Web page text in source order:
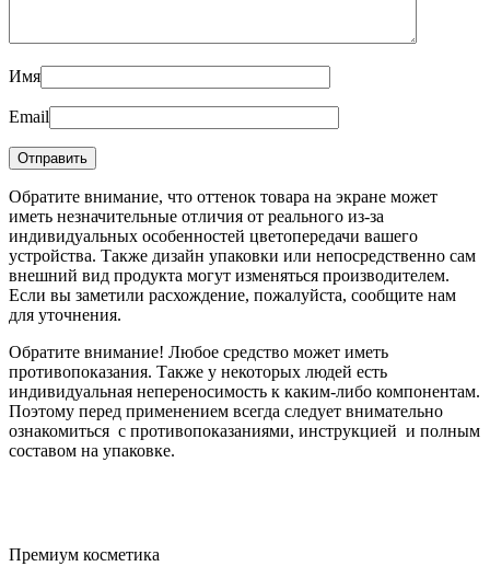
Имя
Email
Обратите внимание, что оттенок товара на экране может
иметь незначительные отличия от реального из-за
индивидуальных особенностей цветопередачи вашего
устройства. Также дизайн упаковки или непосредственно сам
внешний вид продукта могут изменяться производителем.
Если вы заметили расхождение, пожалуйста, сообщите нам
для уточнения.
Обратите внимание! Любое средство может иметь
противопоказания. Также у некоторых людей есть
индивидуальная непереносимость к каким-либо компонентам.
Поэтому перед применением всегда следует внимательно
ознакомиться с противопоказаниями, инструкцией и полным
составом на упаковке.
Премиум косметика